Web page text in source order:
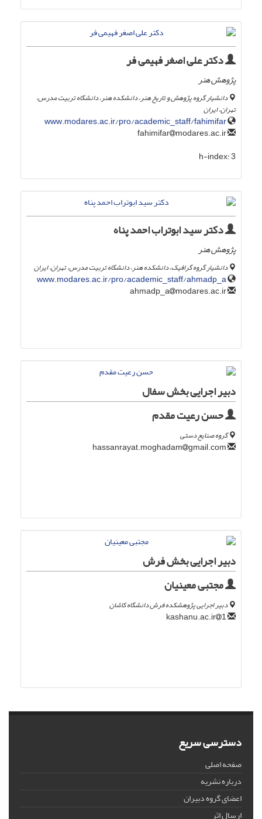
دکتر علی اصغر فهیمی فر
پژوهش هنر
دانشیار گروه پژوهش و تاریخ هنر، دانشکده هنر، دانشگاه تربیت مدرس،
تهران، ایران
www.modares.ac.ir/pro/academic_staff/fahimifar
modares.ac.ir
h-index:3
دکتر سید ابوتراب احمد پناه
پژوهش هنر
دانشیار گروه گرافیک، دانشکده هنر، دانشگاه تربیت مدرس، تهران، ایران
www.modares.ac.ir/pro/academic_staff/ahmadp_a
modares.ac.ir
دبیر اجرایی بخش سفال
حسن رعیت مقدم
گروه صنایع دستی
gmail.com
دبیر اجرایی بخش فرش
مجتبی معینیان
دبیر اجرایی پژوهشکده فرش دانشگاه کاشان
kashanu.ac.ir
دسترسی سریع
صفحه اصلی
درباره نشریه
اعضای گروه دبیران
ارسال اثر